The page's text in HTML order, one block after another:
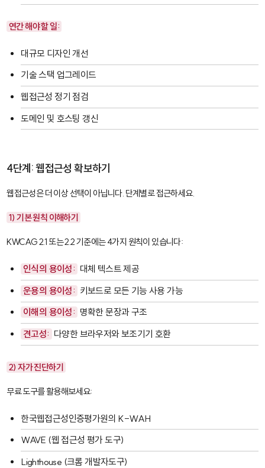
연간 해야 할 일:
대규모 디자인 개선
기술 스택 업그레이드
웹접근성 정기 점검
도메인 및 호스팅 갱신
4단계: 웹접근성 확보하기
웹접근성은 더 이상 선택이 아닙니다. 단계별로 접근하세요.
1) 기본 원칙 이해하기
KWCAG 2.1 또는 2.2 기준에는 4가지 원칙이 있습니다:
인식의 용이성: 대체 텍스트 제공
운용의 용이성: 키보드로 모든 기능 사용 가능
이해의 용이성: 명확한 문장과 구조
견고성: 다양한 브라우저와 보조기기 호환
2) 자가 진단하기
무료 도구를 활용해보세요:
한국웹접근성인증평가원의 K-WAH
WAVE (웹 접근성 평가 도구)
Lighthouse (크롬 개발자도구)